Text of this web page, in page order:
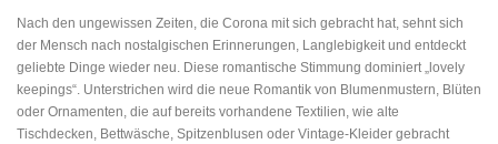
Nach den ungewissen Zeiten, die Corona mit sich gebracht hat, sehnt sich
der Mensch nach nostalgischen Erinnerungen, Langlebigkeit und entdeckt
geliebte Dinge wieder neu. Diese romantische Stimmung dominiert „lovely
keepings“. Unterstrichen wird die neue Romantik von Blumenmustern, Blüten
oder Ornamenten, die auf bereits vorhandene Textilien, wie alte
Tischdecken, Bettwäsche, Spitzenblusen oder Vintage-Kleider gebracht